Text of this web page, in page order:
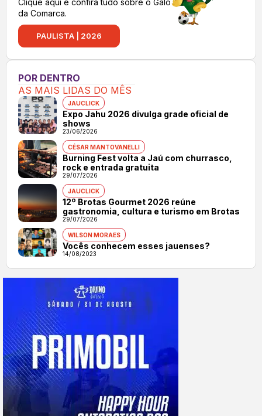
da Comarca.
PAULISTA | 2026
POR DENTRO
AS MAIS LIDAS DO MÊS
JAUCLICK
Expo Jahu 2026 divulga grade oficial de
shows
23/06/2026
CÉSAR MANTOVANELLI
Burning Fest volta a Jaú com churrasco,
rock e entrada gratuita
29/07/2026
JAUCLICK
12º Brotas Gourmet 2026 reúne
gastronomia, cultura e turismo em Brotas
29/07/2026
WILSON MORAES
Vocês conhecem esses jauenses?
14/08/2023